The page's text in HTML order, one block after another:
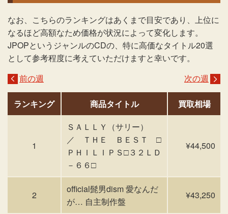
なお、こちらのランキングはあくまで目安であり、上位に
なるほど高額なため価格が状況によって変化します。
JPOPというジャンルのCDの、特に高価なタイトル20選
として参考程度に考えていただけますと幸いです。
前の週
次の週
ランキング 商品タイトル 買取相場
1
ＳＡＬＬＹ（サリー）
／ ＴＨＥ ＢＥＳＴ □
ＰＨＩＬＩＰＳ□３２ＬＤ
－６６□
¥44,500
2
official髭男dism 愛なんだ
が… 自主制作盤
¥43,250